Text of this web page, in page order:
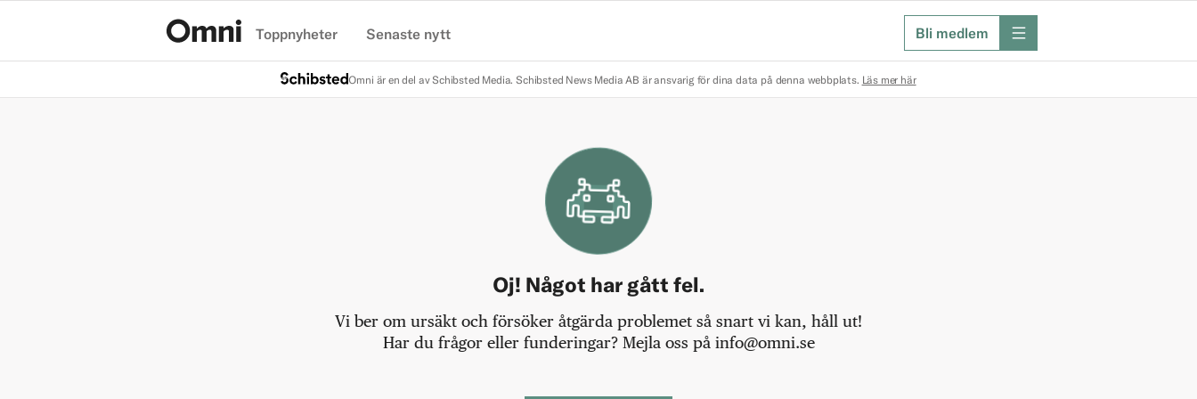
Toppnyheter Senaste nytt Bli medlem meny
Omni är en del av Schibsted Media. Schibsted News Media AB är ansvarig för dina data på denna webbplats. Läs mer här
Oj! Något har gått fel.
Vi ber om ursäkt och försöker åtgärda problemet så snart vi kan, håll ut!
Har du frågor eller funderingar? Mejla oss på info@omni.se